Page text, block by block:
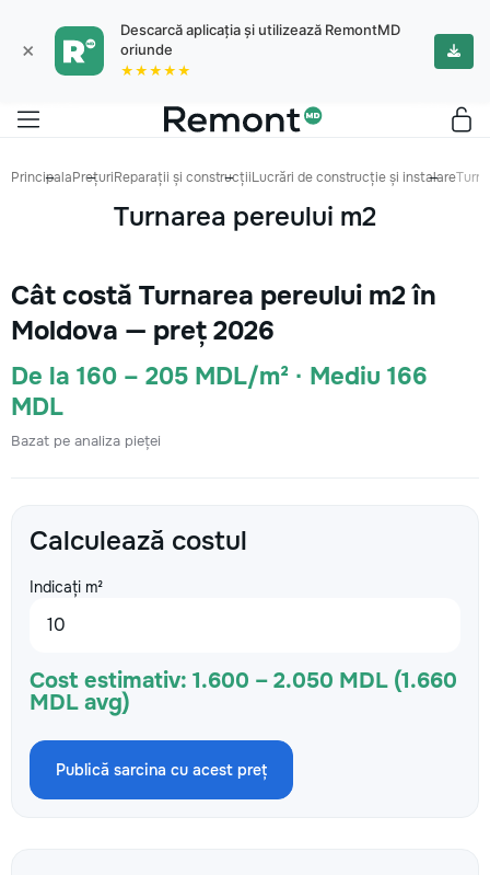
×
Descarcă aplicația și utilizează RemontMD
oriunde
★★★★★
PrincipalaPrețuriReparații și construcțiiLucrări de construcție și instalare
Turnarea pereului m2
Cât costă Turnarea pereului m2 în
Moldova — preț 2026
De la 160 – 205 MDL/m² · Mediu 166
MDL
Bazat pe analiza pieței
Calculează costul
Indicați m²
Cost estimativ: 1.600 – 2.050 MDL (1.660
MDL avg)
Publică sarcina cu acest preț